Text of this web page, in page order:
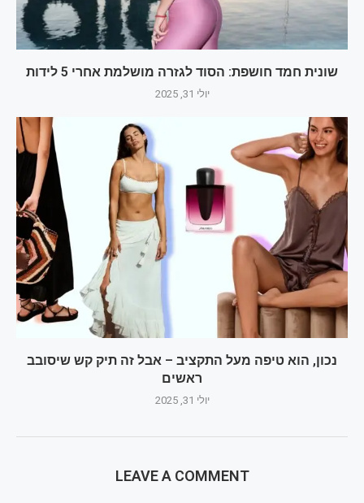
שונית חמד חושפת: הסוד לגזרה מושלמת אחרי 5 לידות
יולי 31, 2025
נכון, הוא טיפה מעל התקציב – אבל זה תיק קש שיסובב
ראשים
יולי 31, 2025
LEAVE A COMMENT